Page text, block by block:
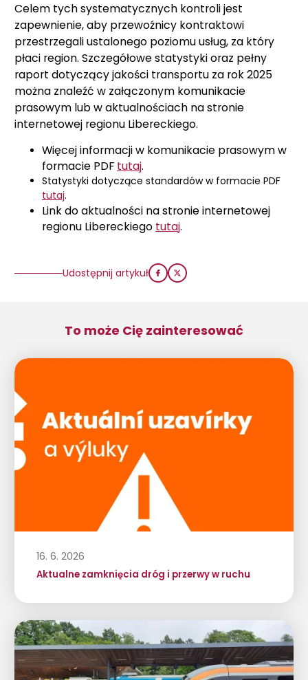
Celem tych systematycznych kontroli jest
zapewnienie, aby przewoźnicy kontraktowi
przestrzegali ustalonego poziomu usług, za który
płaci region. Szczegółowe statystyki oraz pełny
raport dotyczący jakości transportu za rok 2025
można znaleźć w załączonym komunikacie
prasowym lub w aktualnościach na stronie
internetowej regionu Libereckiego.
Więcej informacji w komunikacie prasowym w
formacie PDF tutaj.
Statystyki dotyczące standardów w formacie PDF
tutaj.
Link do aktualności na stronie internetowej
regionu Libereckiego tutaj.
Udostępnij artykuł
To może Cię zainteresować
16. 6. 2026
Aktualne zamknięcia dróg i przerwy w ruchu